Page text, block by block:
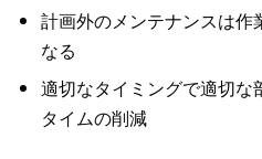
計画外のメンテナンスは作
なる
適切なタイミングで適切
タイムの削減